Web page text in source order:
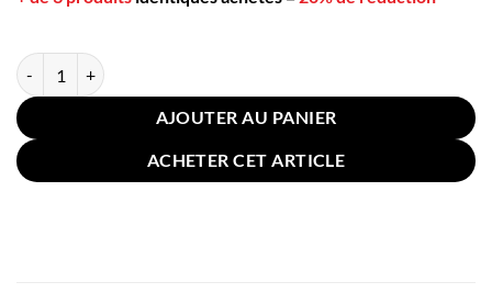
quantité de Oreiller Fibre de Bambou Asiatique 48x74cm
AJOUTER AU PANIER
ACHETER CET ARTICLE